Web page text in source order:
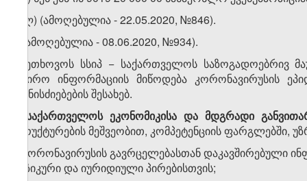
თ.ლ) (ამოღებულია - 22.05.2020, №846).
. (ამოღებულია - 08.06.2020, №934).
ეთხოვოს სსიპ − საქართველოს საზოგადოებრივ
საჭირო ინფორმაციის მიწოდება კორონავირუსის
ღონისძიებების შესახებ.
საქართველოს ეკონომიკისა და მდგრადი
სტრუქტურების მეშვეობით, კომპეტენციის ფარგლებში,
ა) კორონავირუსის გავრცელებასთან დაკავშირებული
ფიზიკური და იურიდიული პირებისთვის;